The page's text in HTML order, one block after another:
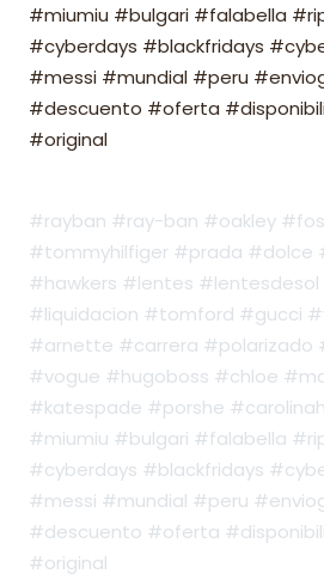
#miumiu #bulgari #falabella
#cyberdays #blackfridays
#messi #mundial #peru
#descuento #oferta
#original
#rayban #ray-ban #oakley
#tommyhilfiger #prada #dolce
#hawkers #lentes
#liquidacion #tomford #gucci
#arnette #carrera #polarizado
#vogue #hugoboss #chloe
#katespade #porshe
#miumiu #bulgari #falabella
#cyberdays #blackfridays
#messi #mundial #peru
#descuento #oferta
#original